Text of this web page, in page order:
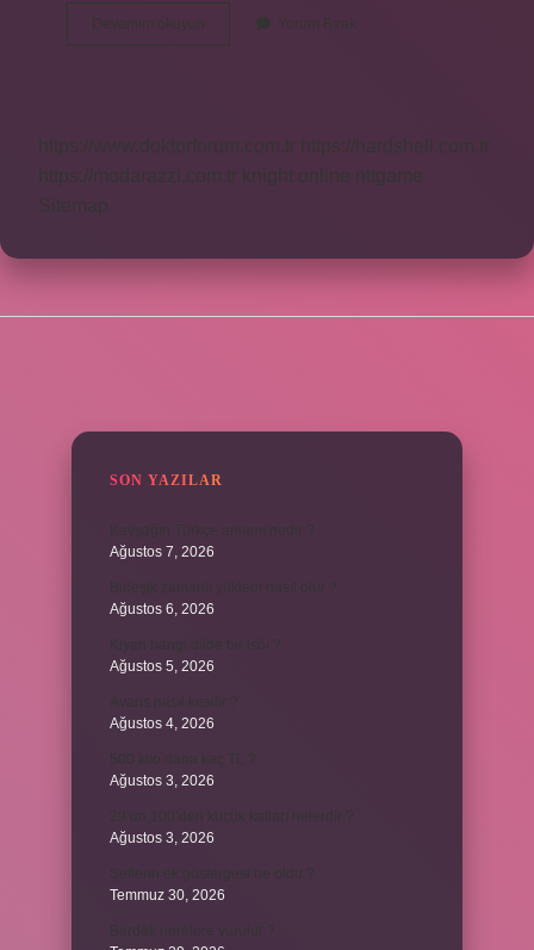
Devamını okuyun
Bu
Yorum Bırak
https://www.doktorforum.com.tr
https://hardshell.com.tr
https://modarazzi.com.tr
knight online
nttgame
Sitemap
SON YAZILAR
Ağustos 7, 2026
Ağustos 6, 2026
Ağustos 5, 2026
Ağustos 4, 2026
Ağustos 3, 2026
Ağustos 3, 2026
Temmuz 30, 2026